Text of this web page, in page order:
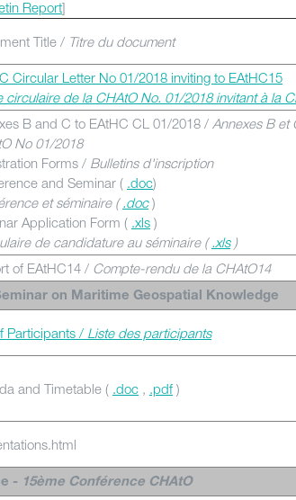
Report]
Title / Titre du document
Circular Letter No 01/2018 inviting to EAtHC15
circulaire de la CHAtO No. 01/2018 invitant à la
B and C to EAtHC CL 01/2018 / Annexes B et
No 01/2018
Forms / Bulletins d'inscription
and Seminar ( .doc)
et séminaire (.doc)
Application Form ( .xls )
de candidature au séminaire (.xls)
of EAtHC14 / Compte-rendu de la CHAtO14
on Maritime Geospatial Knowledge
Participants / Liste des participants
and Timetable ( .doc , .pdf )
- 15ème Conférence CHAtO